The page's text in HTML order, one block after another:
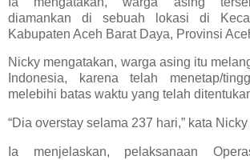
diamankan di sebuah lokasi di
Kabupaten Aceh Barat Daya, Provinsi
Nicky mengatakan, warga asing itu
Indonesia, karena telah menetap/
melebihi batas waktu yang telah
“Dia overstay selama 237 hari,” kata
Ia menjelaskan, pelaksanaan